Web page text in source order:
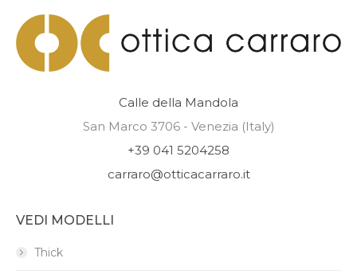
Calle della Mandola
San Marco 3706 - Venezia (Italy)
+39 041 5204258
carraro@otticacarraro.it
VEDI MODELLI
Thick